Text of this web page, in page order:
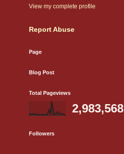
View my complete profile
Report Abuse
Page
Blog Post
Total Pageviews
2,983,568
Followers